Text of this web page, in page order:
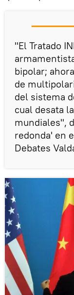
"El Tratado
bipolar;
de
del sistema
cual desata
mundiales",
redonda' en
Debates